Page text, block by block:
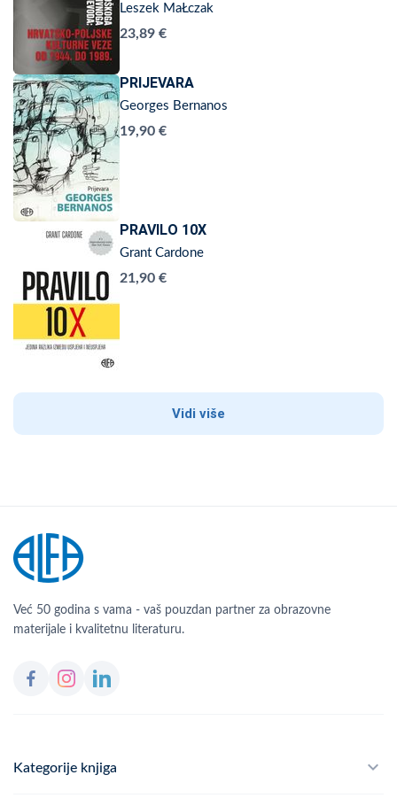
Leszek MaŁczak
23,89 €
PRIJEVARA
Georges Bernanos
19,90 €
PRAVILO 10X
Grant Cardone
21,90 €
Vidi više
Već 50 godina s vama - vaš pouzdan partner za obrazovne
materijale i kvalitetnu literaturu.
Kategorije knjiga